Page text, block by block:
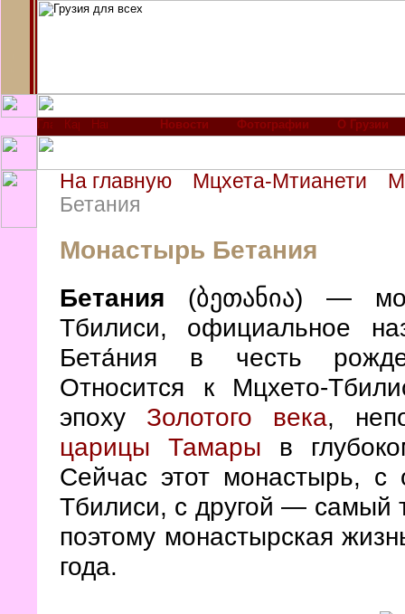
Новости Фотографии О Грузии
На главную Мцхета-Мтианети
Бетания
Монастырь Бетания
Бетания (ბეთანია) —
Тбилиси, официальное
Бета́ния в честь
Относится к Мцхето-
эпоху Золотого века,
царицы Тамары в
Сейчас этот монастырь, с
Тбилиси, с другой — самый
поэтому монастырская
года.